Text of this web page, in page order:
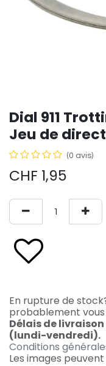
Dial 911
Jeu de
(0 avis)
CHF 1,95
En rupture de
probablement
Délais de livraison
(lundi-vendredi).
Conditions
Les images